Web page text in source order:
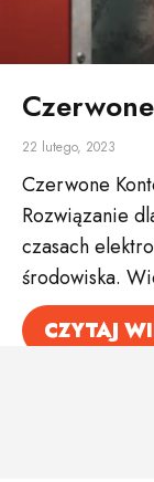
22 lutego, 2023
Czerwone
Rozwiązanie
czasach
środowiska.
CZYTAJ